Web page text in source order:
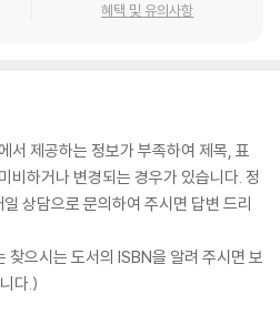
혜택 및 유의사항
서 제공하는 정보가 부족하여 제목, 표
비하거나 변경되는 경우가 있습니다. 정
상담으로 문의하여 주시면 답변 드리
찾으시는 도서의 ISBN을 알려 주시면 보
다.)